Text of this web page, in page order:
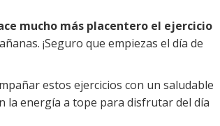
mucho más placentero el ejercicio
¡Seguro que empiezas el día de
estos ejercicios con un saludable
la energía a tope para disfrutar del día